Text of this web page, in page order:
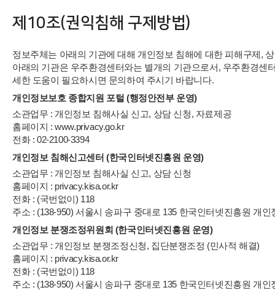
제10조(권익침해 구제방법)
정보주체는 아래의 기관에 대해 개인정보 침해에 대한 피해구제,
아래의 기관은 우주환경센터와는 별개의 기관으로서, 우주환경
세한 도움이 필요하시면 문의하여 주시기 바랍니다.
개인정보보호 종합지원 포털 (행정안전부 운영)
소관업무 : 개인정보 침해사실 신고, 상담 신청, 자료제공
홈페이지 : www.privacy.go.kr
전화 : 02-2100-3394
개인정보 침해신고센터 (한국인터넷진흥원 운영)
소관업무 : 개인정보 침해사실 신고, 상담 신청
홈페이지 : privacy.kisa.or.kr
전화 : (국번없이) 118
주소 : (138-950) 서울시 송파구 중대로 135 한국인터넷진흥원 개
개인정보 분쟁조정위원회 (한국인터넷진흥원 운영)
소관업무 : 개인정보 분쟁조정신청, 집단분쟁조정 (민사적 해결)
홈페이지 : privacy.kisa.or.kr
전화 : (국번없이) 118
주소 : (138-950) 서울시 송파구 중대로 135 한국인터넷진흥원 개